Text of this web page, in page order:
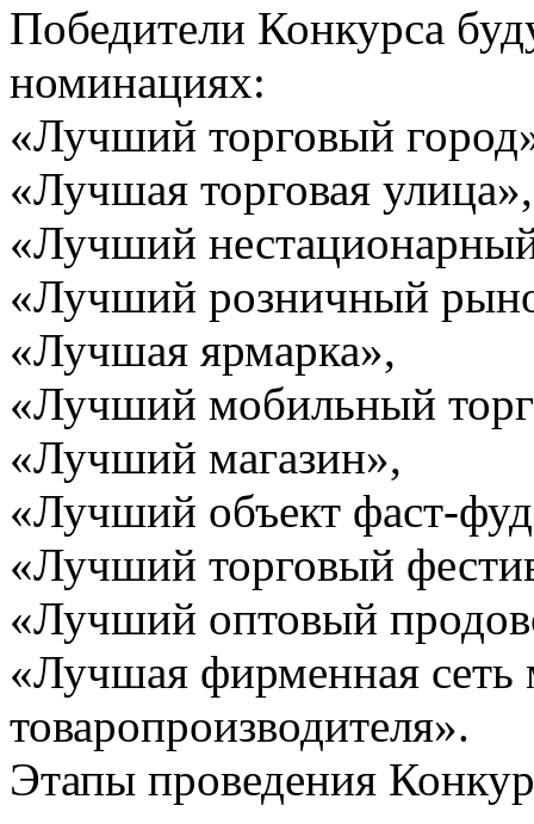
Победители Конкурса
номинациях:
«Лучший торговый
«Лучшая торговая улица»,
«Лучший
«Лучший розничный
«Лучшая ярмарка»,
«Лучший мобильный
«Лучший магазин»,
«Лучший объект фаст-
«Лучший торговый
«Лучший оптовый
«Лучшая фирменная сеть
товаропроизводителя».
Этапы проведения